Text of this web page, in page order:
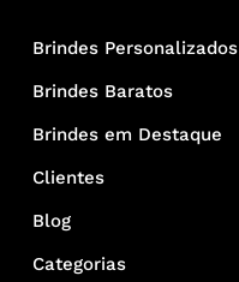
Brindes Personalizados
Brindes Baratos
Brindes em Destaque
Clientes
Blog
Categorias